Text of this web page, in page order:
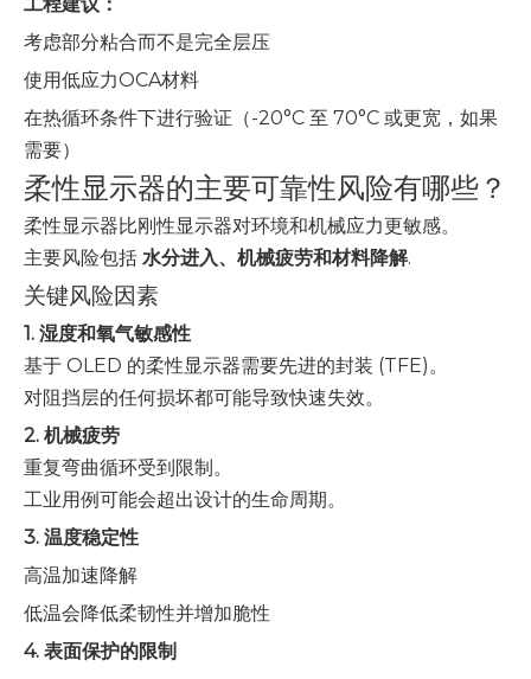
考虑部分粘合而不是完全层压
使用低应力OCA材料
在热循环条件下进行验证（-20°C 至 70°C 或更宽，如果
需要）
柔性显示器的主要可靠性风险有哪些？
柔性显示器比刚性显示器对环境和机械应力更敏感。
主要风险包括 水分进入、机械疲劳和材料降解.
关键风险因素
1. 湿度和氧气敏感性
基于 OLED 的柔性显示器需要先进的封装 (TFE)。
对阻挡层的任何损坏都可能导致快速失效。
2. 机械疲劳
重复弯曲循环受到限制。
工业用例可能会超出设计的生命周期。
3. 温度稳定性
高温加速降解
低温会降低柔韧性并增加脆性
4. 表面保护的限制